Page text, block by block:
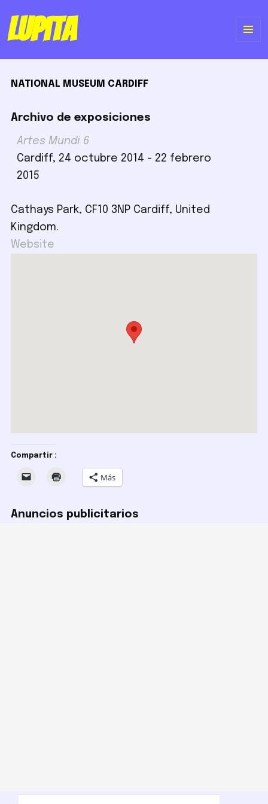
Lupita
NATIONAL MUSEUM CARDIFF
Archivo de exposiciones
Artes Mundi 6
Cardiff, 24 octubre 2014 - 22 febrero
2015
Cathays Park, CF10 3NP Cardiff, United
Kingdom.
Website
Compartir :
Más
Anuncios publicitarios